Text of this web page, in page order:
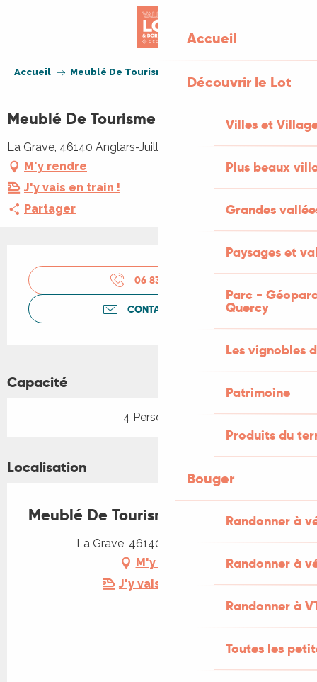
Accueil
Découvrir le Lot
Villes et
Plus beaux
Grandes
Paysages et
Parc -
Quercy
Les vignobles
Patrimoine
Produits du
Bouger
Randonner à
Randonner à
Randonner à
Toutes les
Accueil Meublé De Tourisme David
Meublé De Tourisme David
La Grave, 46140 Anglars-Juillac
M'y rendre
J'y vais en train !
Partager
Ouverture et coordonnées
06 83 47 36
CONTACTEZ-NOUS
Capacité
4 Personne(s)
Localisation
Meublé De Tourisme David
La Grave, 46140 Anglars-Juillac
M'y rendre
J'y vais en train !